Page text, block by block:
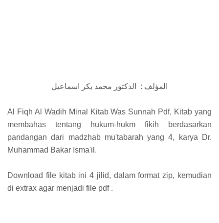
المؤلف : الدكتور محمد بكر اسماعيل
Al Fiqh Al Wadih Minal Kitab Was Sunnah Pdf, Kitab yang
membahas tentang hukum-hukm fikih berdasarkan
pandangan dari madzhab mu'tabarah yang 4, karya Dr.
Muhammad Bakar Isma'il.
Download file kitab ini 4 jilid, dalam format zip, kemudian
di extrax agar menjadi file pdf .